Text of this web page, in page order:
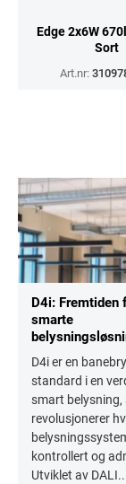
Edge 2x6W
Sort
Art.nr:
D4i: Fremtiden
smarte
D4i er en
standard i en
smart belysning,
revolusjonerer
kontrollert og
Utviklet av